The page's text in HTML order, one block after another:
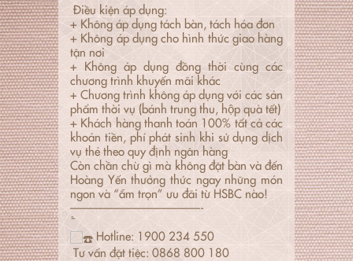
Điều kiện áp dụng:
+ Không áp dụng tách bàn, tách hóa đơn
+ Không áp dụng cho hình thức giao hàng
tận nơi
+ Không áp dụng đồng thời cùng các
chương trình khuyến mãi khác
+ Chương trình không áp dụng với các sản
phẩm thời vụ (bánh trung thu, hộp quà tết)
+ Khách hàng thanh toán 100% tất cả các
khoản tiền, phí phát sinh khi sử dụng dịch
vụ thẻ theo quy định ngân hàng
Còn chần chừ gì mà không đặt bàn và đến
Hoàng Yến thưởng thức ngay những món
ngon và “ẵm trọn” ưu đãi từ HSBC nào!
———————————-
̀ ̂́
Hotline: 1900 234 550
Tư vấn đặt tiệc: 0868 800 180